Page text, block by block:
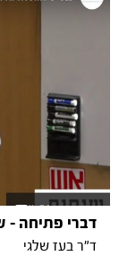
דברי פתיחה -
ד"ר בעז שלגי